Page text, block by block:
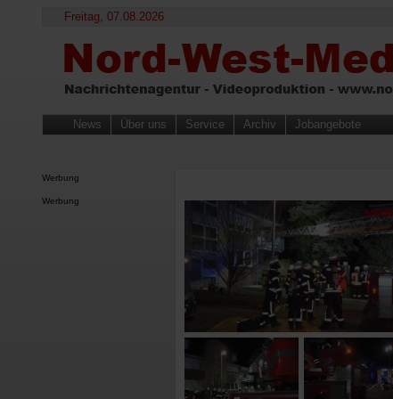
Freitag, 07.08.2026
News Über uns Service Archiv Jobangebote
Werbung
Werbung